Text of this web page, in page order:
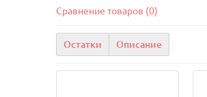
Сравнение товаров (0)
Остатки Описание